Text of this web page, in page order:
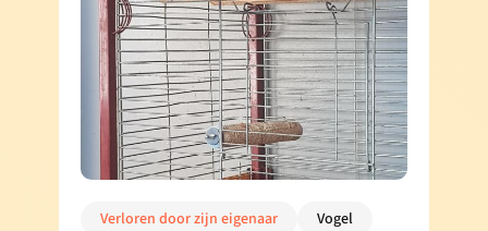
Verloren door zijn eigenaar
Vogel